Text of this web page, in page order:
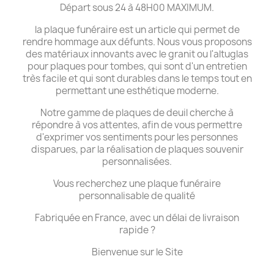
Départ sous 24 à 48H00 MAXIMUM.
la plaque funéraire est un article qui permet de
rendre hommage aux défunts. Nous vous proposons
des matériaux innovants avec le granit ou l'altuglas
pour plaques pour tombes, qui sont d'un entretien
très facile et qui sont durables dans le temps tout en
permettant une esthétique moderne.
Notre gamme de plaques de deuil cherche à
répondre à vos attentes, afin de vous permettre
d'exprimer vos sentiments pour les personnes
disparues, par la réalisation de plaques souvenir
personnalisées.
Vous recherchez une plaque funéraire
personnalisable de qualité
Fabriquée en France, avec un délai de livraison
rapide ?
Bienvenue sur le Site